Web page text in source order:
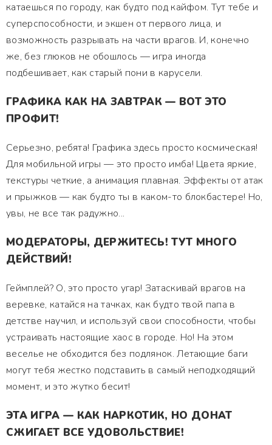
катаешься по городу, как будто под кайфом. Тут тебе и
суперспособности, и экшен от первого лица, и
возможность разрывать на части врагов. И, конечно
же, без глюков не обошлось — игра иногда
подбешивает, как старый пони в карусели.
ГРАФИКА КАК НА ЗАВТРАК — ВОТ ЭТО
ПРОФИТ!
Серьезно, ребята! Графика здесь просто космическая!
Для мобильной игры — это просто имба! Цвета яркие,
текстуры четкие, а анимация плавная. Эффекты от атак
и прыжков — как будто ты в каком-то блокбастере! Но,
увы, не все так радужно...
МОДЕРАТОРЫ, ДЕРЖИТЕСЬ! ТУТ МНОГО
ДЕЙСТВИЙ!
Геймплей? О, это просто угар! Затаскивай врагов на
веревке, катайся на тачках, как будто твой папа в
детстве научил, и используй свои способности, чтобы
устраивать настоящие хаос в городе. Но! На этом
веселье не обходится без подлянок. Летающие баги
могут тебя жестко подставить в самый неподходящий
момент, и это жутко бесит!
ЭТА ИГРА — КАК НАРКОТИК, НО ДОНАТ
СЖИГАЕТ ВСЕ УДОВОЛЬСТВИЕ!